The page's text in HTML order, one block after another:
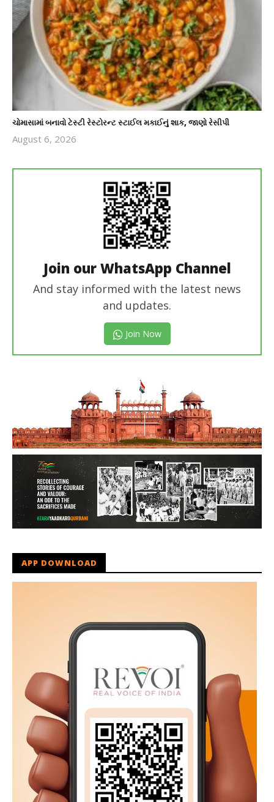
ચોમાસામાં બનાવો ટેસ્ટી રેસ્ટોરન્ટ સ્ટાઈલ મકાઈનું શાક, જાણો રેસીપી
August 6, 2026
Join our WhatsApp Channel
And stay informed with the latest news
and updates.
Join Now
APP DOWNLOAD